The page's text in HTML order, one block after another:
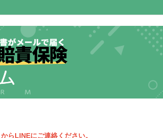
からLINEにご連絡ください。